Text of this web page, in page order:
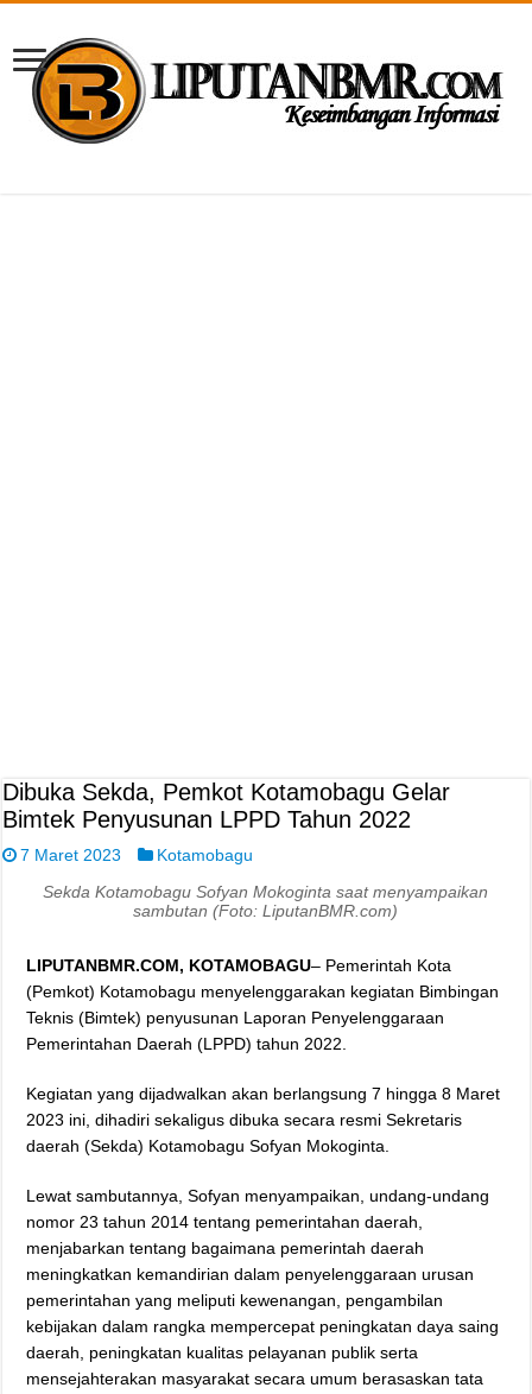
Dibuka Sekda, Pemkot Kotamobagu Gelar
Bimtek Penyusunan LPPD Tahun 2022
7 Maret 2023
Kotamobagu
Sekda Kotamobagu Sofyan Mokoginta saat menyampaikan
sambutan (Foto: LiputanBMR.com)
LIPUTANBMR.COM, KOTAMOBAGU– Pemerintah Kota
(Pemkot) Kotamobagu menyelenggarakan kegiatan Bimbingan
Teknis (Bimtek) penyusunan Laporan Penyelenggaraan
Pemerintahan Daerah (LPPD) tahun 2022.
Kegiatan yang dijadwalkan akan berlangsung 7 hingga 8 Maret
2023 ini, dihadiri sekaligus dibuka secara resmi Sekretaris
daerah (Sekda) Kotamobagu Sofyan Mokoginta.
Lewat sambutannya, Sofyan menyampaikan, undang-undang
nomor 23 tahun 2014 tentang pemerintahan daerah,
menjabarkan tentang bagaimana pemerintah daerah
meningkatkan kemandirian dalam penyelenggaraan urusan
pemerintahan yang meliputi kewenangan, pengambilan
kebijakan dalam rangka mempercepat peningkatan daya saing
daerah, peningkatan kualitas pelayanan publik serta
mensejahterakan masyarakat secara umum berasaskan tata